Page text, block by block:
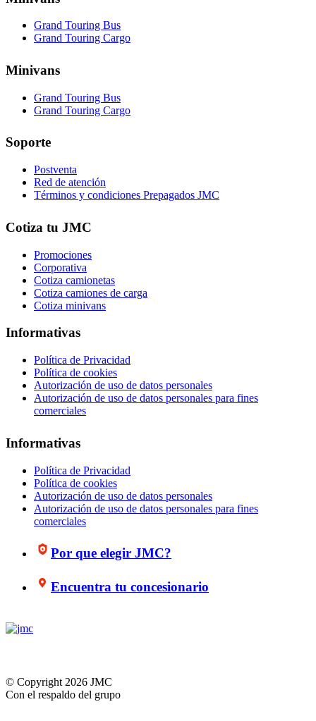
Grand Touring Bus
Grand Touring Cargo
Minivans
Grand Touring Bus
Grand Touring Cargo
Soporte
Postventa
Red de atención
Términos y condiciones Prepagados JMC
Cotiza tu JMC
Promociones
Corporativa
Cotiza camionetas
Cotiza camiones de carga
Cotiza minivans
Informativas
Política de Privacidad
Política de cookies
Autorización de uso de datos personales
Autorización de uso de datos personales para fines
comerciales
Informativas
Política de Privacidad
Política de cookies
Autorización de uso de datos personales
Autorización de uso de datos personales para fines
comerciales
Por que elegir JMC?
Encuentra tu concesionario
© Copyright 2026 JMC
Con el respaldo del grupo